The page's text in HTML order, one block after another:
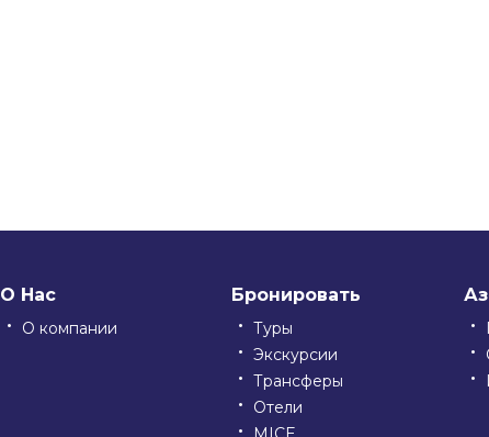
О Нас
О компании
Бронировать
Туры
Экскурсии
Трансферы
Отели